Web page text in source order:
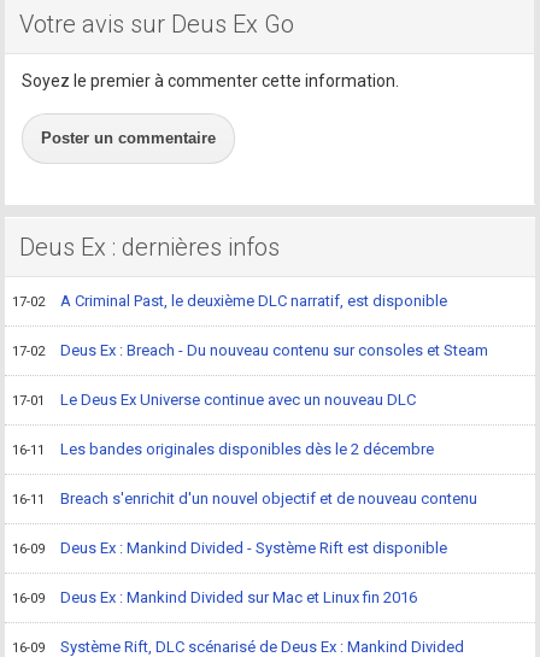
Votre avis sur Deus Ex Go
Soyez le premier à commenter cette information.
Poster un commentaire
Deus Ex : dernières infos
17-02 A Criminal Past, le deuxième DLC narratif, est disponible
17-02 Deus Ex : Breach - Du nouveau contenu sur consoles et Steam
17-01 Le Deus Ex Universe continue avec un nouveau DLC
16-11 Les bandes originales disponibles dès le 2 décembre
16-11 Breach s'enrichit d'un nouvel objectif et de nouveau contenu
16-09 Deus Ex : Mankind Divided - Système Rift est disponible
16-09 Deus Ex : Mankind Divided sur Mac et Linux fin 2016
16-09 Système Rift, DLC scénarisé de Deus Ex : Mankind Divided